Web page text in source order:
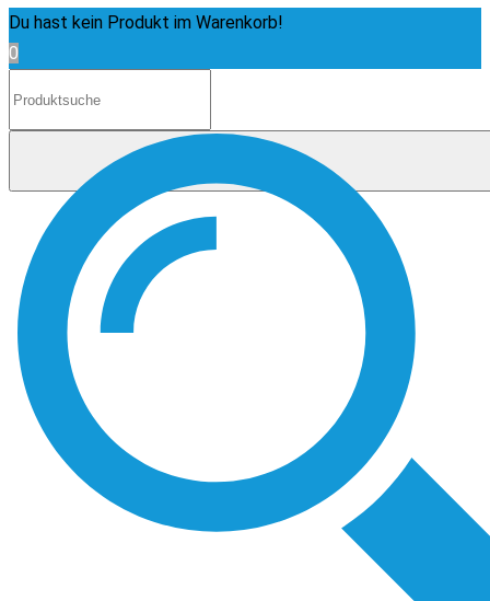
Du hast kein Produkt im Warenkorb!
0